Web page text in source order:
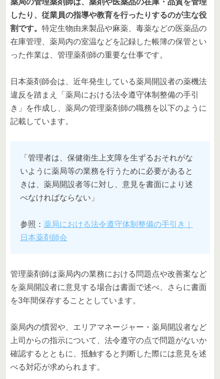
したり、従業員の指導や教育を行ったりするのが主な役
割です。 特定生物由来製品や麻薬、毒薬などの医薬品の
在庫管理、薬局内の室温などを記録した帳簿の保管とい
った作業は、管理薬剤師の重要な仕事です。
日本薬剤師会は、近年発生している薬局開設者の薬機法
違反を踏まえ「薬局における法令遵守体制整備の手引
き」を作成し、薬局の管理薬剤師の職務を以下のように
記載しています。
「管理者は、保健衛生上支障を生ずるおそれがな
いように薬局等の業務を行うために必要があると
きは、薬局開設者等に対し、意見を書面により述
べなければならない」
参照： 薬局における法令遵守体制整備の手引き｜
日本薬剤師会
管理薬剤師は薬局内の業務における問題点や改善案など
を薬局開設者に意見する場合は書面で述べ、さらに書面
を3年間保存することとしています。
薬局内の慣習や、エリアマネージャー・薬局開設者など
上司からの指示について、法令遵守の点で問題がないか
確認するとともに、抵触すると判断した際には意見を述
べる対応が求められます。